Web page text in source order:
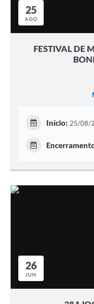
25
AGO
FESTIVAL DE
Início: 25/08/
26
JUN